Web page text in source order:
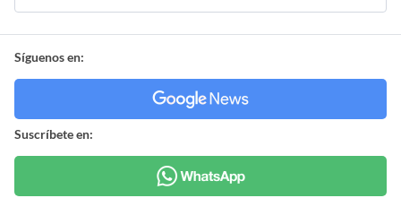
Síguenos en:
Suscríbete en: